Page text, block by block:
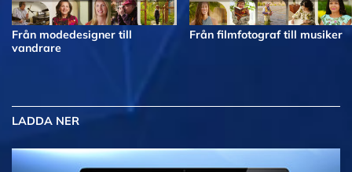
Från modedesigner till
vandrare
Från filmfotograf till musiker
LADDA NER